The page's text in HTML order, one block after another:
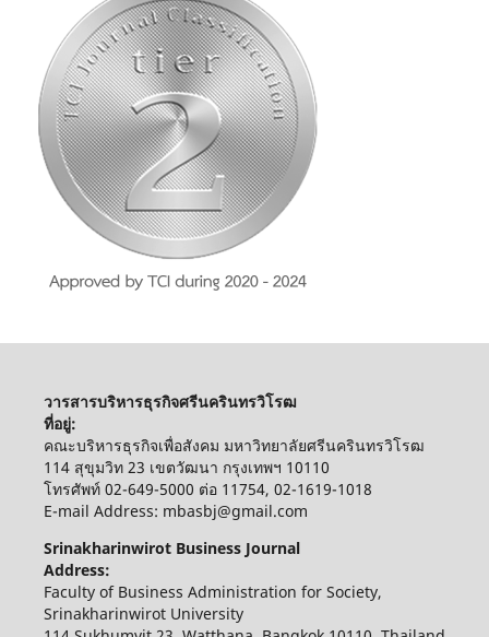
วารสารบริหารธุรกิจศรีนครินทรวิโรฒ
ที่อยู่:
คณะบริหารธุรกิจเพื่อสังคม มหาวิทยาลัยศรีนครินทรวิโรฒ
114 สุขุมวิท 23 เขตวัฒนา กรุงเทพฯ 10110
โทรศัพท์ 02-649-5000 ต่อ 11754, 02-1619-1018
E-mail Address: mbasbj@gmail.com
Srinakharinwirot Business Journal
Address:
Faculty of Business Administration for Society,
Srinakharinwirot University